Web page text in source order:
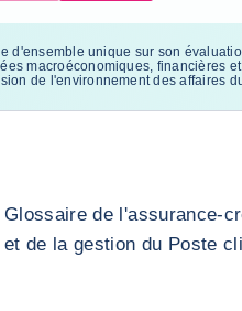
d'ensemble unique sur son
macroéconomiques, financières
de l'environnement des affaires
Glossaire de l'assurance-
et de la gestion du Poste